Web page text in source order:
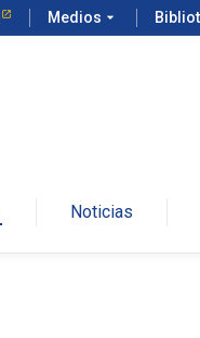
Medios arrow_drop_down
Noticias